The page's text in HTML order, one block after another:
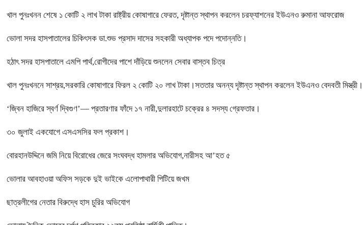
খাল পুনঃখনন শেষে ১ কোটি ২ লাখ টাকা রাষ্ট্রীয় কোষাগারে ফেরত, দৃষ্টান্ত স্থাপন করলেন চরফ্যাশনের ইউএনও রুমানা আফরোজ
ভোলা সদর হাসপাতালের চিকিৎসক ডা.শুভ প্রসাদ দাসের সহকারী অধ্যাপক পদে পদোন্নতি।
হঠাৎ সদর হাসপাতালে এমপি পার্থ,রোগীদের পাশে দাঁড়িয়ে শুনলেন সেবার বাস্তব চিত্র
খাল পুনঃখননে সাশ্রয়,সরকারি কোষাগারে ফিরল ২ কোটি ২০ লাখ টাকা।সততার অনন্য দৃষ্টান্ত স্থাপন করলেন ইউএনও বেদবতী মিস্ত্রী।
‘জ্বিন হাজিরে স্বর্ণ দ্বিগুণ’— প্রতারণার ফাঁদে ১৭ নারী,দুলারহাটে চক্রের ৪ সদস্য গ্রেফতার।
৩০ জুলাই একযোগে এসএসসির ফল প্রকাশ।
বোরহানউদ্দিনে জমি নিয়ে বিরোধের জেরে সংঘবদ্ধ হামলার অভিযোগ,নারীসহ আ’হত ৫
ভোলার আবহাওয়া অফিস সড়কে দুই ভাইকে এলোপাথারী পিটিয়ে জখম
ছাত্রলীগের নেতার বিরুদ্ধে হাস চুরির অভিযোগ